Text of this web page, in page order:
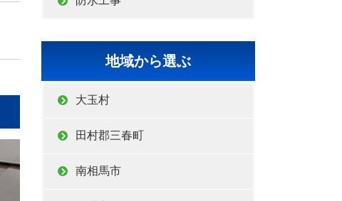
地域から選ぶ
大玉村
田村郡三春町
南相馬市